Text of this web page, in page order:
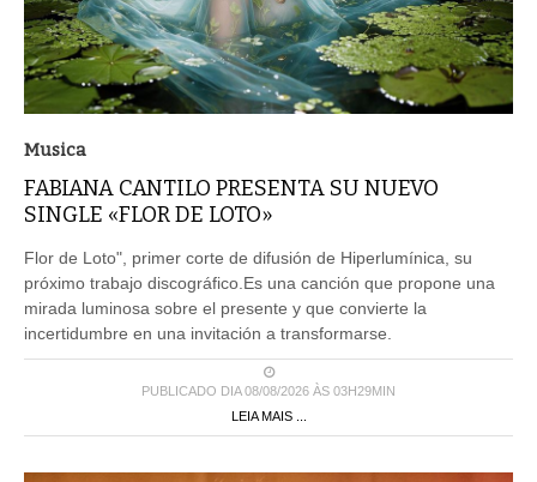
Musica
FABIANA CANTILO PRESENTA SU NUEVO
SINGLE «FLOR DE LOTO»
Flor de Loto", primer corte de difusión de Hiperlumínica, su
próximo trabajo discográfico.Es una canción que propone una
mirada luminosa sobre el presente y que convierte la
incertidumbre en una invitación a transformarse.
PUBLICADO DIA 08/08/2026 ÀS 03H29MIN
LEIA MAIS ...